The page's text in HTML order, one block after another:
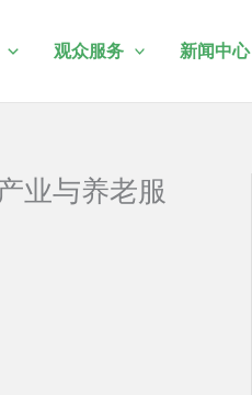
观众服务 新闻中心
业与养老服